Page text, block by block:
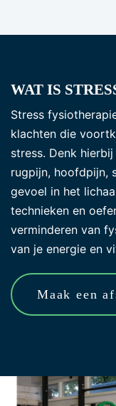
WAT IS
Stress
klachten die
stress. Denk
rugpijn, hoofdpijn,
gevoel in het
technieken en
verminderen van
van je energie en
Maak een